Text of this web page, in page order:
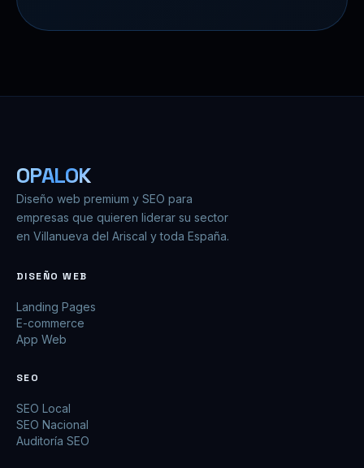
OPALOK
Diseño web premium y SEO para
empresas que quieren liderar su sector
en Villanueva del Ariscal y toda España.
DISEÑO WEB
Landing Pages
E-commerce
App Web
SEO
SEO Local
SEO Nacional
Auditoría SEO